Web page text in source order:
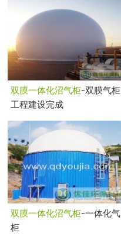
双膜一体化沼气柜-双膜气柜
工程建设完成
双膜一体化沼气柜-一体化气
柜